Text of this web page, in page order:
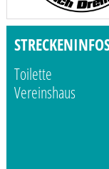
Toilette
Vereinshaus